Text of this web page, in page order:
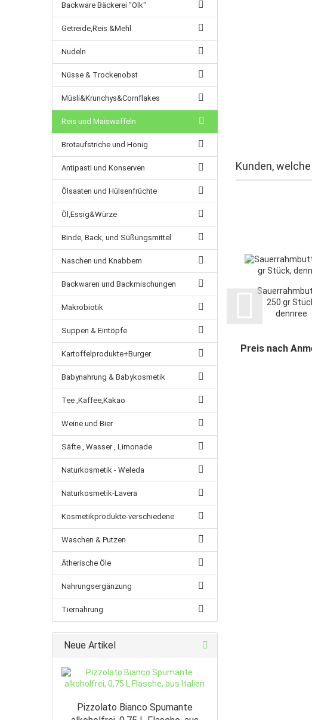
Kunden,
250 gr
dennree
Preis nach
Backware Bäckerei "Olk"
Getreide,Reis &Mehl
Nudeln
Nüsse & Trockenobst
Müsli&Krunchys&Cornflakes
Reis und Maiswaffeln
Brotaufstriche und Honig
Antipasti und Konserven
Ölsaaten und Hülsenfrüchte
Öl,Essig&Würze
Binde, Back, und Süßungsmittel
Naschen und Knabbern
Backwaren und Backmischungen
Makrobiotik
Suppen & Eintöpfe
Kartoffelprodukte+Burger
Babynahrung & Babykosmetik
Tee ,Kaffee,Kakao
Weine und Bier
Säfte , Wasser , Limonade
Naturkosmetik - Weleda
Naturkosmetik-Lavera
Kosmetikprodukte-verschiedene
Waschen & Putzen
Ätherische Öle
Nahrungsergänzung
Tiernahrung
Neue Artikel
Pizzolato Bianco Spumante